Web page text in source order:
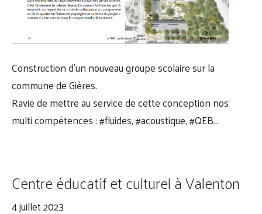
Construction d’un nouveau groupe scolaire sur la
commune de Gières.
Ravie de mettre au service de cette conception nos
multi compétences :#fluides,#acoustique,#QEB…
Centre éducatif et culturel à Valenton
4 juillet 2023